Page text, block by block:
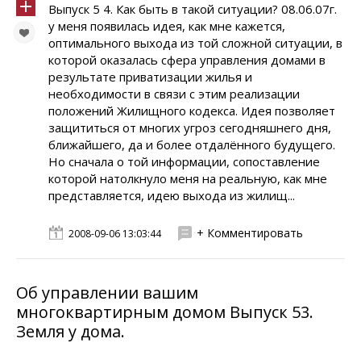
Выпуск 5 4. Как быть в такой ситуации? 08.06.07г.
у меня появилась идея, как мне кажется,
оптимального выхода из той сложной ситуации, в
которой оказалась сфера управления домами в
результате приватизации жилья и
необходимости в связи с этим реализации
положений Жилищного кодекса. Идея позволяет
защититься от многих угроз сегодняшнего дня,
ближайшего, да и более отдалённого будущего.
Но сначала о той информации, сопоставление
которой натолкнуло меня на реальную, как мне
представляется, идею выхода из жилищ...
2008-09-06 13:03:44 + Комментировать
Об управлении вашим
многоквартирным домом Выпуск 53.
Земля у дома.